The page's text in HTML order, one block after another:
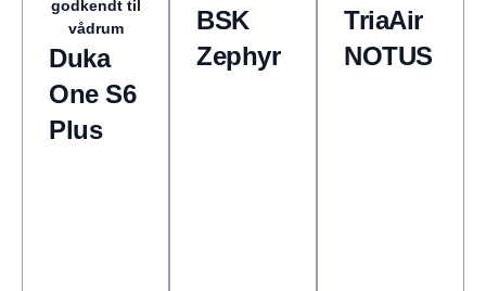
godkendt til
vådrum
Duka
One S6
Plus
BSK
Zephyr
TriaAir
NOTUS